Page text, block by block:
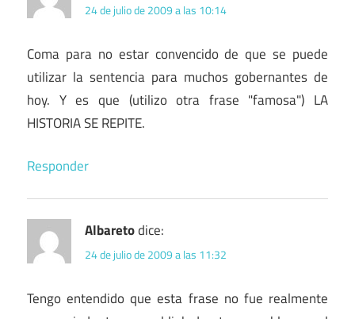
24 de julio de 2009 a las 10:14
Coma para no estar convencido de que se puede
utilizar la sentencia para muchos gobernantes de
hoy. Y es que (utilizo otra frase "famosa") LA
HISTORIA SE REPITE.
Responder
Albaretodice:
24 de julio de 2009 a las 11:32
Tengo entendido que esta frase no fue realmente